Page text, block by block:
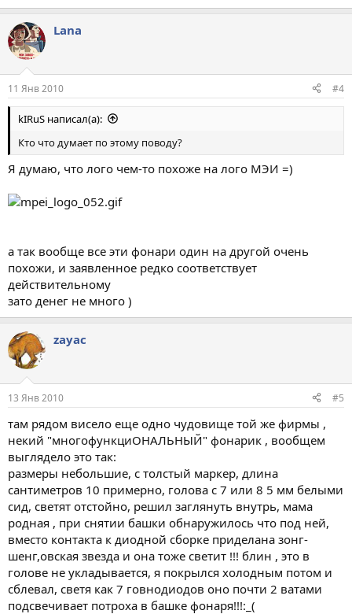
Lana
11 Янв 2010 #4
kIRuS написал(а):
Кто что думает по этому поводу?
Я думаю, что лого чем-то похоже на лого МЭИ =)
а так вообще все эти фонари один на другой очень
похожи, и заявленное редко соответствует
действительному
зато денег не много )
zayac
13 Янв 2010 #5
там рядом висело еще одно чудовище той же фирмы ,
некий "многофункциОНАЛЬНЫЙ" фонарик , вообщем
выглядело это так:
размеры небольшие, с толстый маркер, длина
сантиметров 10 примерно, голова с 7 или 8 5 мм белыми
сид, светят отстойно, решил заглянуть внутрь, мама
родная , при снятии башки обнаружилось что под ней,
вместо контакта к диодной сборке приделана зонг-
шенг,овская звезда и она тоже светит !!! блин , это в
голове не укладывается, я покрылся холодным потом и
сблевал, светя как 7 говнодиодов оно почти 2 ватами
подсвечивает потроха в башке фонаря!!!:_(